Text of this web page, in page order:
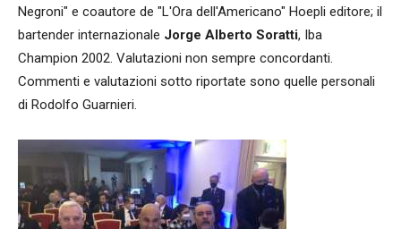
Negroni" e coautore de "L'Ora dell'Americano" Hoepli editore; il
bartender internazionale Jorge Alberto Soratti, Iba
Champion 2002. Valutazioni non sempre concordanti.
Commenti e valutazioni sotto riportate sono quelle personali
di Rodolfo Guarnieri.